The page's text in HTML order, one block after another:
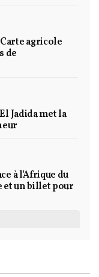
agricole
de
Jadida met la
à l'Afrique du
et un billet pour